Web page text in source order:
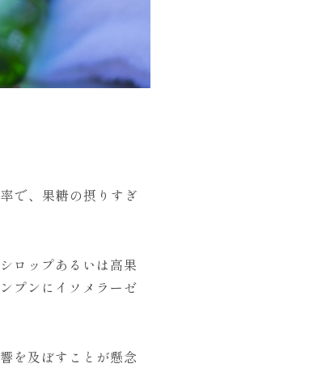
で、果糖の摂りすぎ
ロップあるいは高果
プンにイソメラーゼ
を及ぼすことが懸念